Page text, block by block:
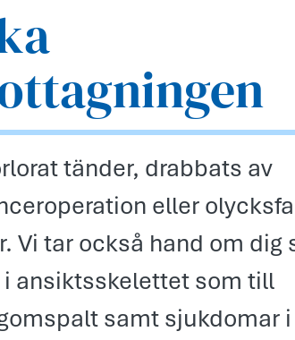
tänder, drabbats av
eller
Vi tar också hand om dig
ansiktsskelettet som till
samt sjukdomar i